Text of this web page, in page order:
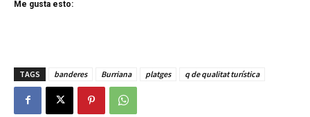
Me gusta esto:
TAGS banderes Burriana platges q de qualitat turística